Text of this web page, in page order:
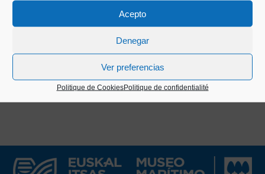
Acepto
Denegar
Ver preferencias
Politique de CookiesPolitique de confidentialité
une production éditoriale continue et de qualité est,
sans aucun doute, l'une des marques distinctives